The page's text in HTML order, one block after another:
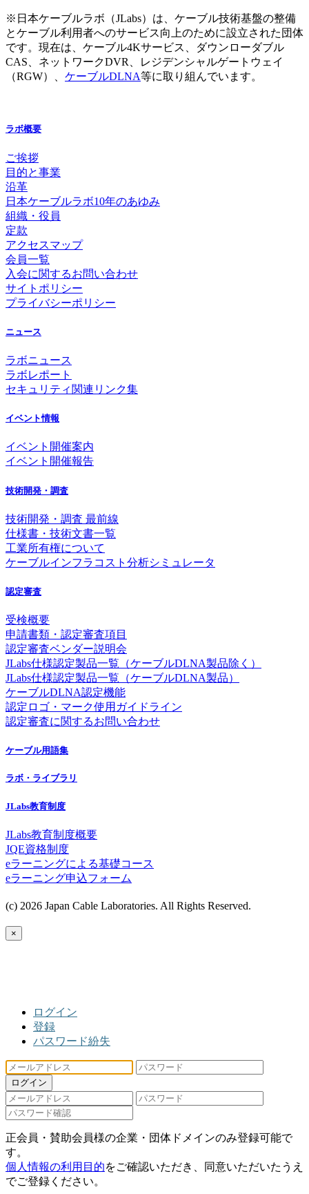
※日本ケーブルラボ（JLabs）は、ケーブル技術基盤の整備
とケーブル利用者へのサービス向上のために設立された団体
です。現在は、ケーブル4Kサービス、ダウンローダブル
CAS、ネットワークDVR、レジデンシャルゲートウェイ
（RGW）、 ケーブルDLNA等に取り組んでいます。
ラボ概要
ご挨拶
目的と事業
沿革
日本ケーブルラボ10年のあゆみ
組織・役員
定款
アクセスマップ
会員一覧
入会に関するお問い合わせ
サイトポリシー
プライバシーポリシー
ニュース
ラボニュース
ラボレポート
セキュリティ関連リンク集
イベント情報
イベント開催案内
イベント開催報告
技術開発・調査
技術開発・調査 最前線
仕様書・技術文書一覧
工業所有権について
ケーブルインフラコスト分析シミュレータ
認定審査
受検概要
申請書類・認定審査項目
認定審査ベンダー説明会
JLabs仕様認定製品一覧（ケーブルDLNA製品除く）
JLabs仕様認定製品一覧（ケーブルDLNA製品）
ケーブルDLNA認定機能
認定ロゴ・マーク使用ガイドライン
認定審査に関するお問い合わせ
ケーブル用語集
ラボ・ライブラリ
JLabs教育制度
JLabs教育制度概要
JQE資格制度
eラーニングによる基礎コース
eラーニング申込フォーム
(c) 2026 Japan Cable Laboratories. All Rights Reserved.
×
ログイン
登録
パスワード紛失
ログイン
正会員・賛助会員様の企業・団体ドメインのみ登録可能で
す。
個人情報の利用目的をご確認いただき、同意いただいたうえ
でご登録ください。